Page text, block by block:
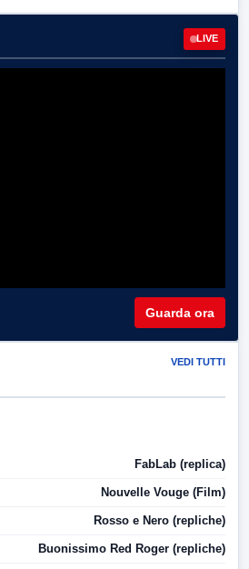
LIVE
Guarda ora
VEDI TUTTI
FabLab (replica)
Nouvelle Vouge (Film)
Rosso e Nero (repliche)
Buonissimo Red Roger (repliche)